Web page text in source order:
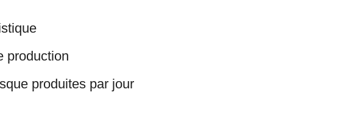
production
produites par jour